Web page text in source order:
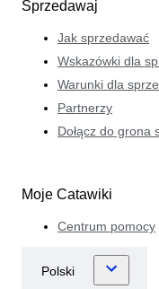
Sprzedawaj
Jak sprzedawać
Wskazówki dla
Warunki dla
Partnerzy
Dołącz do grona
Moje Catawiki
Centrum pomocy